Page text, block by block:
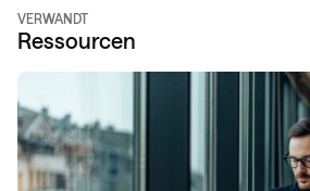
VERWANDT
Ressourcen